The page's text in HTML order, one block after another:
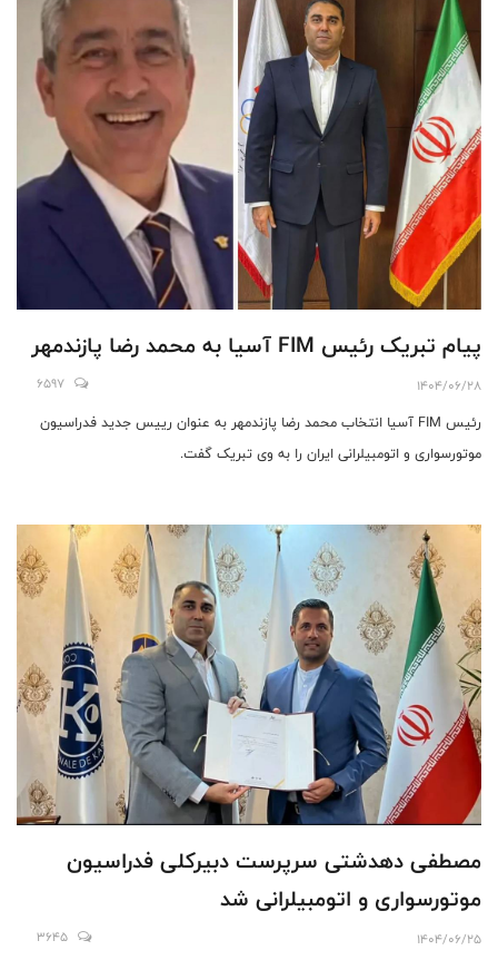
پیام تبریک رئیس FIM آسیا به محمد رضا پازندمهر
1404/06/28
6597
رئیس FIM آسیا انتخاب محمد رضا پازندمهر به عنوان رییس جدید فدراسیون
موتورسواری و اتومبیلرانی ایران را به وی تبریک گفت.
مصطفی دهدشتی سرپرست دبیرکلی فدراسیون
موتورسواری و اتومبیلرانی شد
1404/06/25
3645